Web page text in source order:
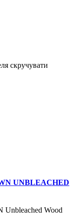
скручувати
UNBLEACHED
Unbleached Wood